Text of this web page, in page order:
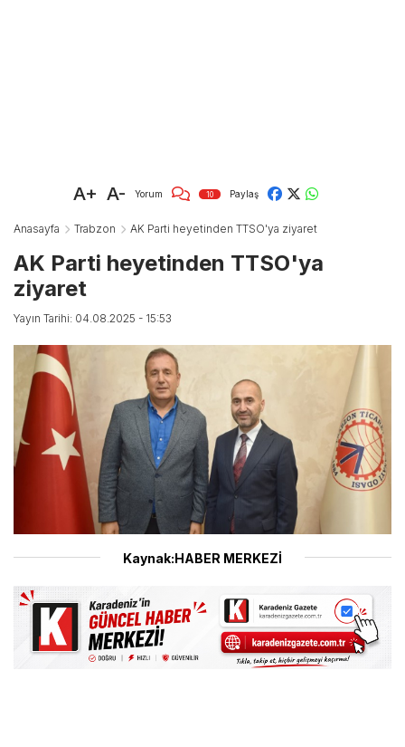
A+ A- Yorum 10 Paylaş
Anasayfa Trabzon AK Parti heyetinden TTSO'ya ziyaret
AK Parti heyetinden TTSO'ya
ziyaret
Yayın Tarihi: 04.08.2025 - 15:53
Kaynak:HABER MERKEZİ